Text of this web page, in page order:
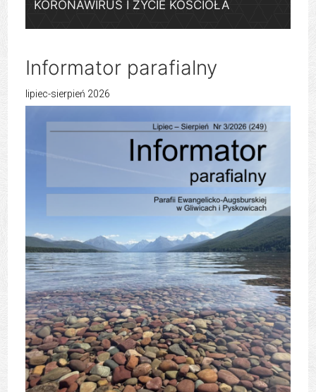
KORONAWIRUS I ŻYCIE KOŚCIOŁA
Informator parafialny
lipiec-sierpień 2026